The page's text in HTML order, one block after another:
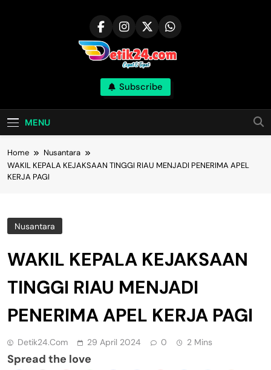
Subscribe
MENU
Home
Nusantara
WAKIL KEPALA KEJAKSAAN TINGGI RIAU MENJADI PENERIMA APEL
KERJA PAGI
Nusantara
WAKIL KEPALA KEJAKSAAN
TINGGI RIAU MENJADI
PENERIMA APEL KERJA PAGI
Detik24.com 29 April 2024 0 2 Mins
Spread the love